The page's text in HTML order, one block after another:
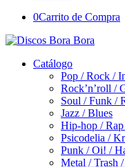
0Carrito de Compra
Catálogo
Pop / Rock /
Rock’n’roll /
Soul / Funk /
Jazz / Blues
Hip-hop /
Psicodelia /
Punk / Oi! /
Metal / Trash